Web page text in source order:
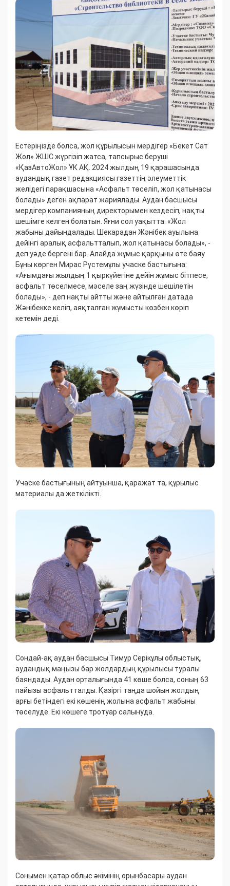
​Естеріңізде болса, жол құрылысын мердігер «Бекет Сат
Жол» ЖШС жүргізіп жатса, тапсырыс беруші
«ҚазАвтоЖол» ҰК АҚ. 2024 жылдың 19 қарашасында
аудандық газет редакциясы газеттің әлеуметтік
желідегі парақшасына «Асфальт төселіп, жол қатынасы
болады» деген ақпарат жариялады. Аудан басшысы
мердігер компанияның директорымен кездесіп, нақты
шешімге келген болатын. Яғни сол уақытта: «Жол
жабыны дайындалады. Шекарадан Жәнібек ауылына
дейінгі аралық асфальтталып, жол қатынасы болады», -
деп уәде бергені бар. Алайда жұмыс қарқыны өте баяу.
​Бұны көрген Мирас Рүстемұлы учаске бастығына:
«Ағымдағы жылдың 1 қыркүйегіне дейін жұмыс бітпесе,
асфальт төселмесе, мәселе заң жүзінде шешілетін
болады», - деп нақты айтты және айтылған датада
Жәнібекке келіп, аяқталған жұмысты көзбен көріп
кетемін деді.
​Учаске бастығының айтуынша, қаражат та, құрылыс
материалы да жеткілікті.
​Сондай-ақ аудан басшысы Тимур Серікұлы облыстық,
аудандық маңызы бар жолдардың құрылысы туралы
баяндады. Аудан орталығында 41 көше болса, соның 63
пайызы асфальтталды. Қазіргі таңда шойын жолдың
арғы бетіндегі екі көшенің жолына асфальт жабыны
төселуде. Екі көшеге тротуар салынуда.
​Сонымен қатар облыс әкімінің орынбасары аудан